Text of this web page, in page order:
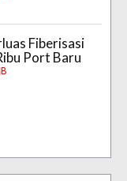
Fiberisasi
Port Baru